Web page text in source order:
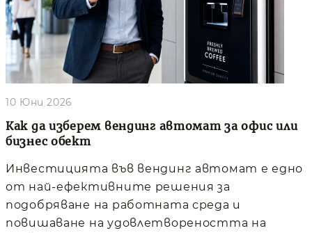
Как да изберем вендинг автомат за офис или
бизнес обект
10 Юни 2026
Инвестицията във вендинг автомат е едно
от най-ефективните решения за
подобряване на работната среда и
повишаване на удовлетвореността на